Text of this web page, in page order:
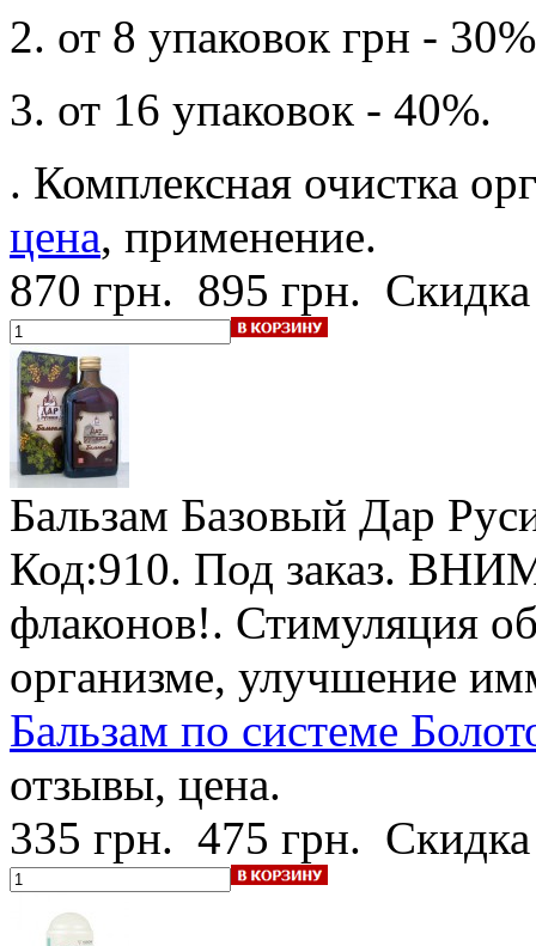
2. от 8 упаковок грн -
3. от 16 упаковок - 40%.
. Комплексная очистка
цена, применение.
870 грн. 895 грн.
Бальзам Базовый Дар
Код:910. Под заказ.
флаконов!. Стимуляция
организме, улучшение
Бальзам по системе
отзывы, цена.
335 грн. 475 грн.